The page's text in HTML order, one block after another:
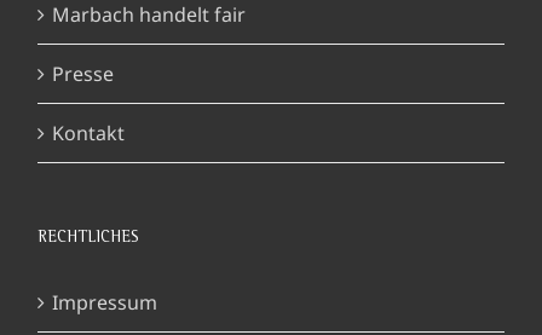
Marbach handelt fair
Presse
Kontakt
RECHTLICHES
Impressum